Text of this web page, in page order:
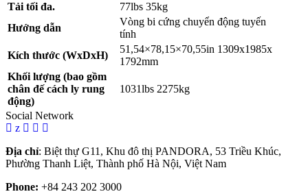
Tải tối đa.
77lbs 35kg
Hướng dẫn
Vòng bi cứng chuyển động tuyến
tính
Kích thước (WxDxH)
51,54×78,15×70,55in 1309x1985x
1792mm
Khối lượng (bao gồm
chân đế cách ly rung
động)
1031lbs 2275kg
Social Network
z
Địa chỉ: Biệt thự G11, Khu đô thị PANDORA, 53 Triều Khúc,
Phường Thanh Liệt, Thành phố Hà Nội, Việt Nam
Phone: +84 243 202 3000